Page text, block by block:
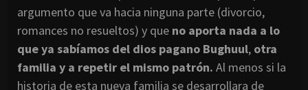
argumento que va hacia ninguna parte (divorcio,
romances no resueltos) y que no aporta nada a lo
que ya sabíamos del dios pagano Bughuul, otra
familia y a repetir el mismo patrón. Al menos si la
historia de esta nueva familia se desarrollara de